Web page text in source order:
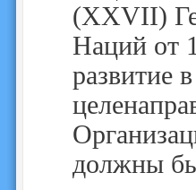
(XXVII)
Наций от
развитие
должны